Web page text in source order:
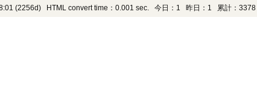
(2256d) HTML convert time：0.001 sec. 今日：1 昨日：1 累計：3378